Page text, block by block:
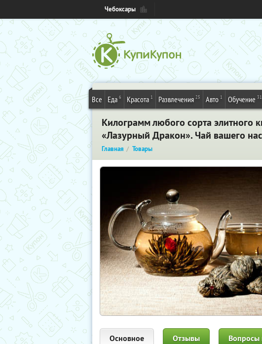
Чебоксары
Все Еда 6 Красота 1 Развлечения 25 Авто 1 Обучение 31
Килограмм любого сорта элитного
«Лазурный Дракон». Чай вашего
Главная Товары
Основное Отзывы Вопросы